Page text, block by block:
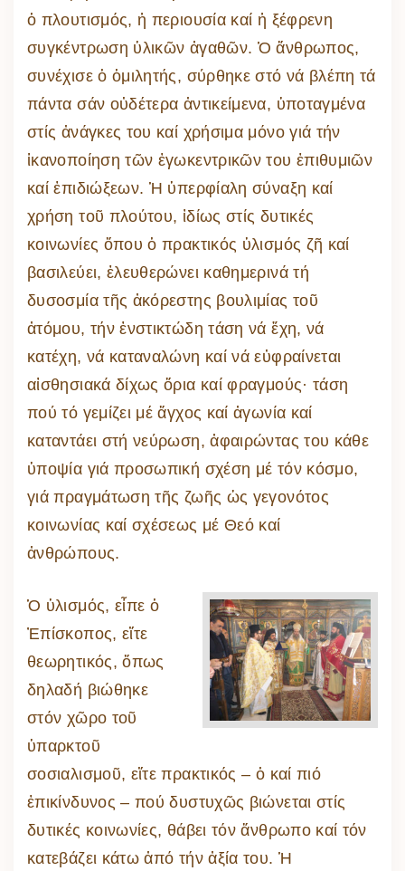
ὁ πλουτισμός, ἡ περιουσία καί ἡ ξέφρενη
συγκέντρωση ὑλικῶν ἀγαθῶν. Ὁ ἄνθρωπος,
συνέχισε ὁ ὁμιλητής, σύρθηκε στό νά βλέπη τά
πάντα σάν οὐδέτερα ἀντικείμενα, ὑποταγμένα
στίς ἀνάγκες του καί χρήσιμα μόνο γιά τήν
ἱκανοποίηση τῶν ἐγωκεντρικῶν του ἐπιθυμιῶν
καί ἐπιδιώξεων. Ἡ ὑπερφίαλη σύναξη καί
χρήση τοῦ πλούτου, ἰδίως στίς δυτικές
κοινωνίες ὅπου ὁ πρακτικός ὑλισμός ζῆ καί
βασιλεύει, ἐλευθερώνει καθημερινά τή
δυσοσμία τῆς ἀκόρεστης βουλιμίας τοῦ
ἀτόμου, τήν ἐνστικτώδη τάση νά ἔχη, νά
κατέχη, νά καταναλώνη καί νά εὐφραίνεται
αἰσθησιακά δίχως ὅρια καί φραγμούς· τάση
πού τό γεμίζει μέ ἄγχος καί ἀγωνία καί
καταντάει στή νεύρωση, ἀφαιρώντας του κάθε
ὑποψία γιά προσωπική σχέση μέ τόν κόσμο,
γιά πραγμάτωση τῆς ζωῆς ὡς γεγονότος
κοινωνίας καί σχέσεως μέ Θεό καί
ἀνθρώπους.
Ὁ ὑλισμός, εἶπε ὁ
Ἐπίσκοπος, εἴτε
θεωρητικός, ὅπως
δηλαδή βιώθηκε
στόν χῶρο τοῦ
ὑπαρκτοῦ
σοσιαλισμοῦ, εἴτε πρακτικός – ὁ καί πιό
ἐπικίνδυνος – πού δυστυχῶς βιώνεται στίς
δυτικές κοινωνίες, θάβει τόν ἄνθρωπο καί τόν
κατεβάζει κάτω ἀπό τήν ἀξία του. Ἡ